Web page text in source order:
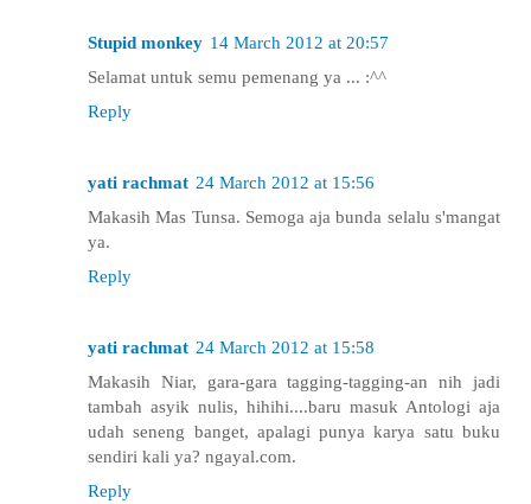
Stupid monkey 14 March 2012 at 20:57
Selamat untuk semu pemenang ya ... :^^
Reply
yati rachmat 24 March 2012 at 15:56
Makasih Mas Tunsa. Semoga aja bunda selalu s'mangat
ya.
Reply
yati rachmat 24 March 2012 at 15:58
Makasih Niar, gara-gara tagging-tagging-an nih jadi
tambah asyik nulis, hihihi....baru masuk Antologi aja
udah seneng banget, apalagi punya karya satu buku
sendiri kali ya? ngayal.com.
Reply